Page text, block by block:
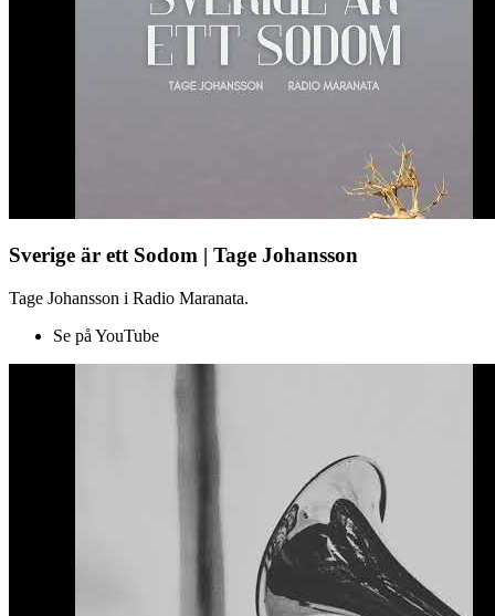
Sverige är ett Sodom | Tage Johansson
Tage Johansson i Radio Maranata.
Se på YouTube